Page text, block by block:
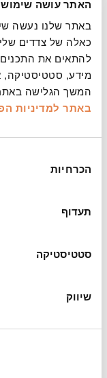
האתר עושה שימוש
כאלה של צדדים
להתאים את
מידע, סטטיסטיקה,
המשך הגלישה
באתר למדיניות
הסכמה
הכרחיות
תעדוף
סטטיסטיקה
שיווק